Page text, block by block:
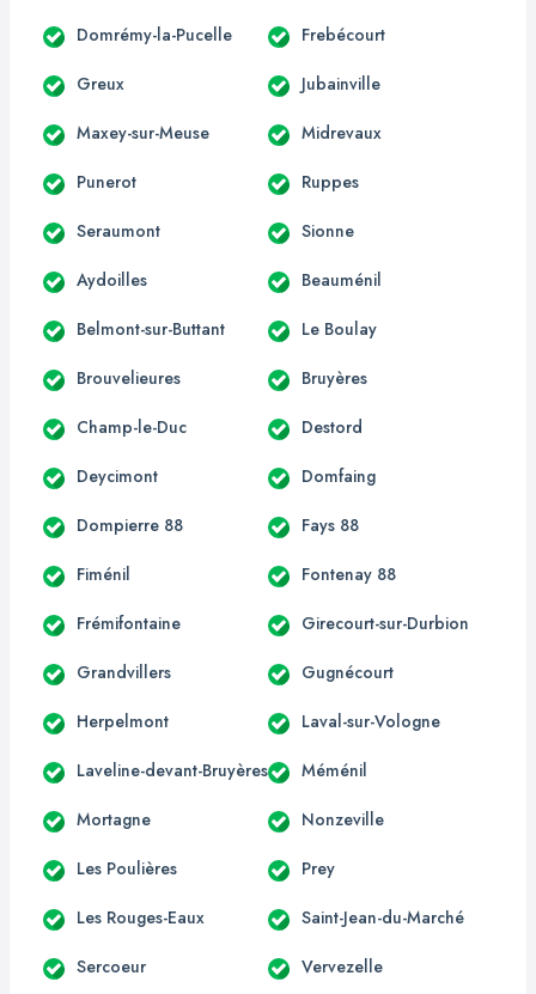
Domrémy-la-Pucelle Frebécourt
Greux Jubainville
Maxey-sur-Meuse Midrevaux
Punerot Ruppes
Seraumont Sionne
Aydoilles Beauménil
Belmont-sur-Buttant Le Boulay
Brouvelieures Bruyères
Champ-le-Duc Destord
Deycimont Domfaing
Dompierre 88 Fays 88
Fiménil Fontenay 88
Frémifontaine Girecourt-sur-Durbion
Grandvillers Gugnécourt
Herpelmont Laval-sur-Vologne
Laveline-devant-Bruyères Méménil
Mortagne Nonzeville
Les Poulières Prey
Les Rouges-Eaux Saint-Jean-du-Marché
Sercoeur Vervezelle